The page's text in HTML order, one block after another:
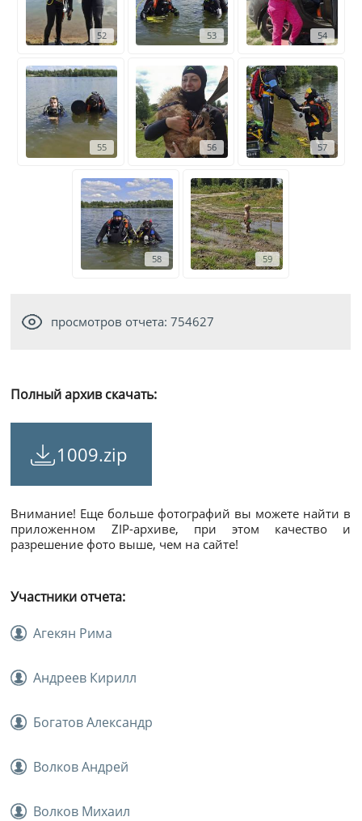
52 53 54
55 56 57
58 59
просмотров отчета: 754627
Полный архив скачать:
1009.zip
Внимание! Еще больше фотографий вы можете найти в
приложенном ZIP-архиве, при этом качество и
разрешение фото выше, чем на сайте!
Участники отчета:
Агекян Рима
Андреев Кирилл
Богатов Александр
Волков Андрей
Волков Михаил